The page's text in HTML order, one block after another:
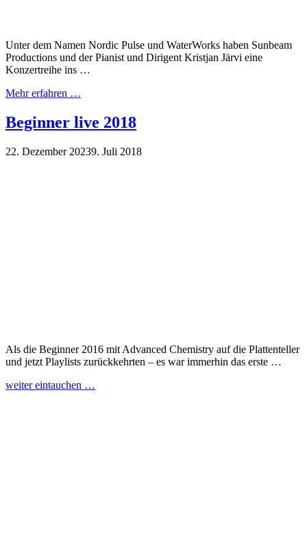
Unter dem Namen Nordic Pulse und WaterWorks haben Sunbeam
Productions und der Pianist und Dirigent Kristjan Järvi eine
Konzertreihe ins …
Mehr erfahren …
Beginner live 2018
22. Dezember 20239. Juli 2018
Als die Beginner 2016 mit Advanced Chemistry auf die Plattenteller
und jetzt Playlists zurückkehrten – es war immerhin das erste …
weiter eintauchen …